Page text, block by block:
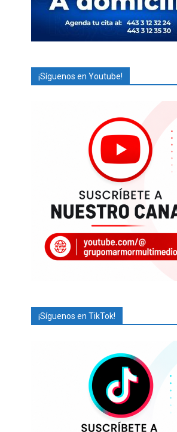
¡Síguenos en Youtube!
¡Síguenos en TikTok!